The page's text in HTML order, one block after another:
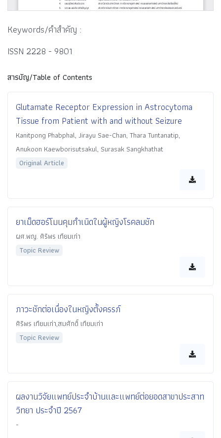
Keywords/คำสำคัญ :
ISSN 2228 - 9801
สารบัญ/Table of Contents
Glutamate Receptor Expression in Astrocytoma
Tissue from Patient with and without Seizure
Kanitpong Phabphal, Jirayu Sae-Chan, Thara Tuntanatip,
Anukoon Kaewborisutsakul, Surasak Sangkhathat
Original Article
ยาเม็ดฮอร์โมนคุมกำเนิดในผู้หญิงโรคลมชัก
ผศ.พญ. ศิริพร เทียมเก่า
Topic Review
ภาวะชักต่อเนื่องในหญิงตั้งครรภ์
ศิริพร เทียมเก่า,สมศักดิ์ เทียมเก่า
Topic Review
ผลงานวิจัยแพทย์ประจำบ้านและแพทย์ต่อยอดสาขาประสาท
วิทยา ประจำปี 2567
-